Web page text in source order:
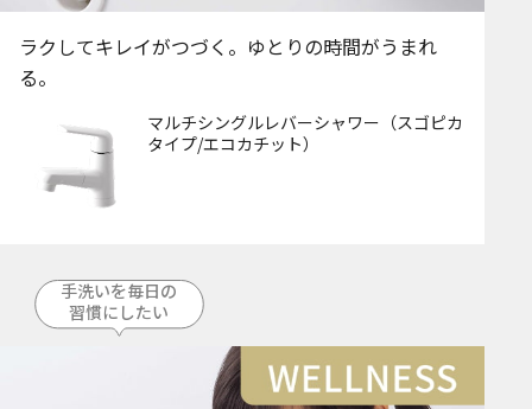
ラクしてキレイがつづく。ゆとりの時間がうまれ
る。
マルチシングルレバーシャワー（スゴピカ
タイプ/エコカチット）
手洗いを毎日の
習慣にしたい